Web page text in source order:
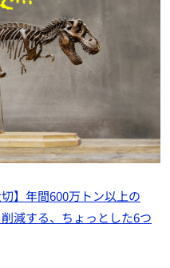
切】年間600万トン以上の
減する、ちょっとした6つ